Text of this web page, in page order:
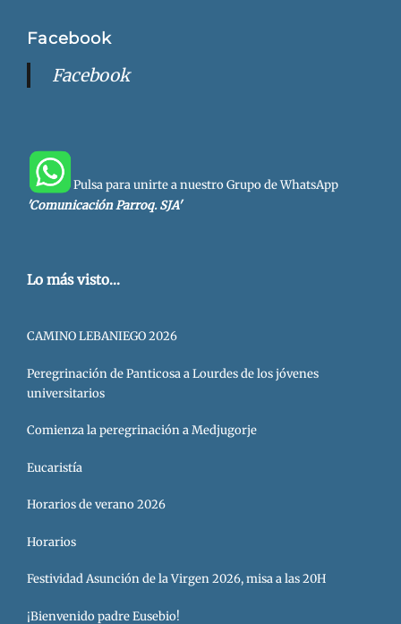
Facebook
Facebook
Pulsa para unirte a nuestro Grupo de WhatsApp
'Comunicación Parroq. SJA'
Lo más visto...
CAMINO LEBANIEGO 2026
Peregrinación de Panticosa a Lourdes de los jóvenes
universitarios
Comienza la peregrinación a Medjugorje
Eucaristía
Horarios de verano 2026
Horarios
Festividad Asunción de la Virgen 2026, misa a las 20H
¡Bienvenido padre Eusebio!